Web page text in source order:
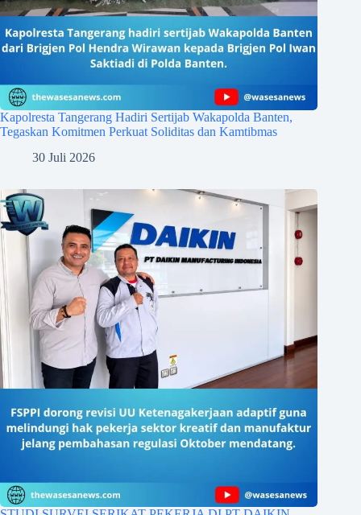
Kapolresta Tangerang Hadiri Sertijab Wakapolda Banten,
Tegaskan Komitmen Perkuat Soliditas dan Kamtibmas
30 Juli 2026